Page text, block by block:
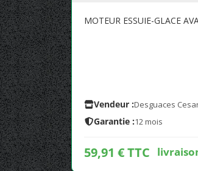
MOTEUR ESSUIE-GLACE
Vendeur :Desguaces
Garantie :12 mois
59,91 € TTC